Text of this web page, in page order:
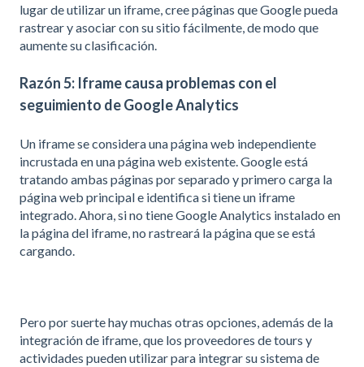
lugar de utilizar un iframe, cree páginas que Google pueda
rastrear y asociar con su sitio fácilmente, de modo que
aumente su clasificación.
Razón 5: Iframe causa problemas con el
seguimiento de Google Analytics
Un iframe se considera una página web independiente
incrustada en una página web existente. Google está
tratando ambas páginas por separado y primero carga la
página web principal e identifica si tiene un iframe
integrado. Ahora, si no tiene Google Analytics instalado en
la página del iframe, no rastreará la página que se está
cargando.
Pero por suerte hay muchas otras opciones, además de la
integración de iframe, que los proveedores de tours y
actividades pueden utilizar para integrar su sistema de